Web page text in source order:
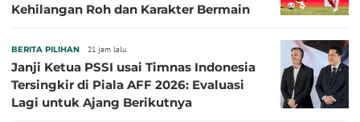
Kehilangan Roh dan Karakter Bermain
BERITA PILIHAN 21 jam lalu
Janji Ketua PSSI usai Timnas Indonesia
Tersingkir di Piala AFF 2026: Evaluasi
Lagi untuk Ajang Berikutnya